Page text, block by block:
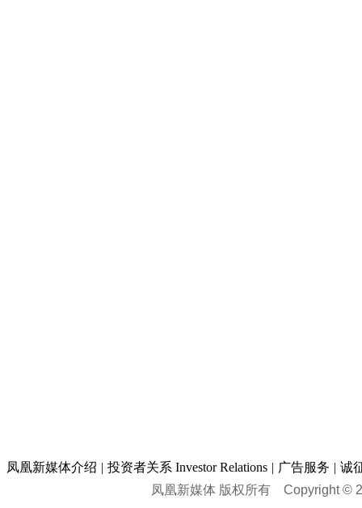
凤凰新媒体介绍 | 投资者关系 Investor Relations | 广告服务 | 诚
凤凰新媒体 版权所有 Copyright ©